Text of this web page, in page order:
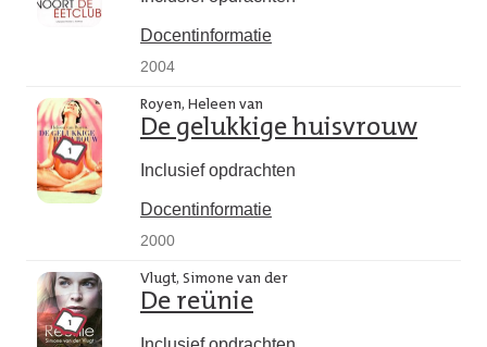
Docentinformatie
2004
Royen, Heleen van
De gelukkige huisvrouw
Inclusief opdrachten
Docentinformatie
2000
Vlugt, Simone van der
De reünie